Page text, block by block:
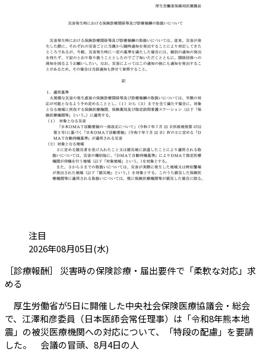
カテゴリ:
注目
投稿日:2026年08月05日(水)
［診療報酬］ 災害時の保険診療・届出要件で「柔軟な対応」求
める
厚生労働省が5日に開催した中央社会保険医療協議会・総会
で、江澤和彦委員（日本医師会常任理事）は「令和8年熊本地
震」の被災医療機関への対応について、「特段の配慮」を要請
した。 会議の冒頭、8月4日の人